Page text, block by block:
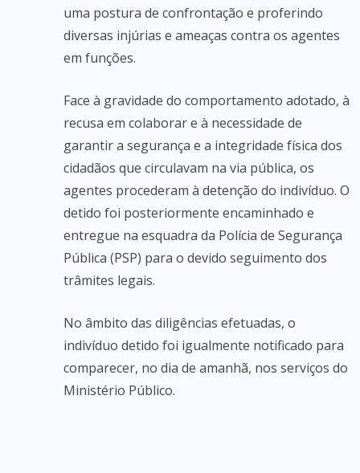
uma postura de confrontação e proferindo
diversas injúrias e ameaças contra os agentes
em funções.
Face à gravidade do comportamento adotado, à
recusa em colaborar e à necessidade de
garantir a segurança e a integridade física dos
cidadãos que circulavam na via pública, os
agentes procederam à detenção do indivíduo. O
detido foi posteriormente encaminhado e
entregue na esquadra da Polícia de Segurança
Pública (PSP) para o devido seguimento dos
trâmites legais.
No âmbito das diligências efetuadas, o
indivíduo detido foi igualmente notificado para
comparecer, no dia de amanhã, nos serviços do
Ministério Público.